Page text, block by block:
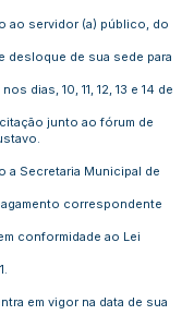
ao servidor (a) público, do
desloque de sua sede para
dias, 10, 11, 12, 13 e 14 de
junto ao fórum de
a Secretaria Municipal de
correspondente
conformidade ao Lei
em vigor na data de sua